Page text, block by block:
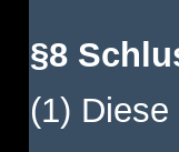
§8
(1)